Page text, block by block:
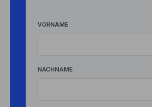
VORNAME
NACHNAME